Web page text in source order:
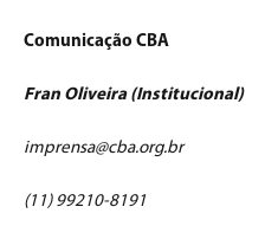
Comunicação CBA
Fran Oliveira (Institucional)
imprensa@cba.org.br
(11) 99210-8191